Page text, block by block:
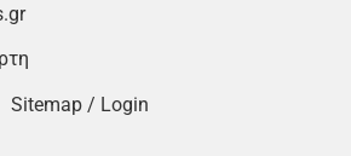
Sitemap / Login